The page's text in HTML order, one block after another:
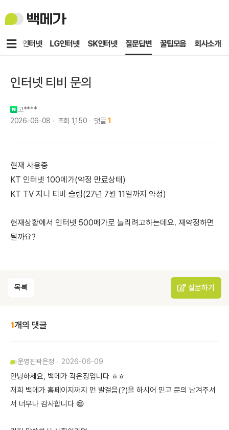
백
메
KT인터넷 LG인터넷 SK인터넷 질문답변 꿀팁모음 회사소개
메
인터넷 티비 문의
고****
2026-06-08
조회 1,150 댓글 1
현재 사용중
KT 인터넷 100메가(약정 만료상태)
KT TV 지니 티비 슬림(27년 7월 11일까지 약정)
현재상황에서 인터넷 500메가로 늘리려고하는데요. 재약정하면
될까요?
목록 질문하기
1개의 댓글
운영진곽은정 2026-06-09
안녕하세요, 백메가 곽은정입니다 ㅎㅎ
저희 백메가 홈페이지까지 먼 발걸음(?)을 하시어 믿고 문의 남겨주셔
서 너무나 감사합니다 😄